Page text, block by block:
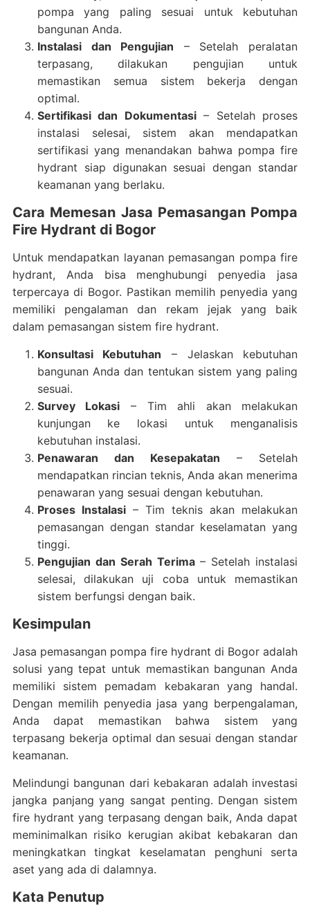
pompa yang paling sesuai untuk kebutuhan
bangunan Anda.
Instalasi dan Pengujian – Setelah peralatan
terpasang, dilakukan pengujian untuk
memastikan semua sistem bekerja dengan
optimal.
Sertifikasi dan Dokumentasi– Setelah proses
instalasi selesai, sistem akan mendapatkan
sertifikasi yang menandakan bahwa pompa fire
hydrant siap digunakan sesuai dengan standar
keamanan yang berlaku.
Cara Memesan Jasa Pemasangan Pompa
Fire Hydrant di Bogor
Untuk mendapatkan layanan pemasangan pompa fire
hydrant, Anda bisa menghubungi penyedia jasa
terpercaya di Bogor. Pastikan memilih penyedia yang
memiliki pengalaman dan rekam jejak yang baik
dalam pemasangan sistem fire hydrant.
Konsultasi Kebutuhan – Jelaskan kebutuhan
bangunan Anda dan tentukan sistem yang paling
sesuai.
Survey Lokasi – Tim ahli akan melakukan
kunjungan ke lokasi untuk menganalisis
kebutuhan instalasi.
Penawaran dan Kesepakatan – Setelah
mendapatkan rincian teknis, Anda akan menerima
penawaran yang sesuai dengan kebutuhan.
Proses Instalasi– Tim teknis akan melakukan
pemasangan dengan standar keselamatan yang
tinggi.
Pengujian dan Serah Terima– Setelah instalasi
selesai, dilakukan uji coba untuk memastikan
sistem berfungsi dengan baik.
Kesimpulan
Jasa pemasangan pompa fire hydrant di Bogor adalah
solusi yang tepat untuk memastikan bangunan Anda
memiliki sistem pemadam kebakaran yang handal.
Dengan memilih penyedia jasa yang berpengalaman,
Anda dapat memastikan bahwa sistem yang
terpasang bekerja optimal dan sesuai dengan standar
keamanan.
Melindungi bangunan dari kebakaran adalah investasi
jangka panjang yang sangat penting. Dengan sistem
fire hydrant yang terpasang dengan baik, Anda dapat
meminimalkan risiko kerugian akibat kebakaran dan
meningkatkan tingkat keselamatan penghuni serta
aset yang ada di dalamnya.
Kata Penutup